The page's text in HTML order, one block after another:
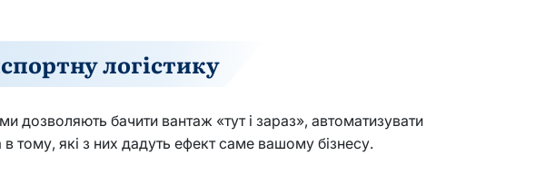
логістику
дозволяють бачити вантаж «тут і зараз», автоматизувати
в тому, які з них дадуть ефект саме вашому бізнесу.